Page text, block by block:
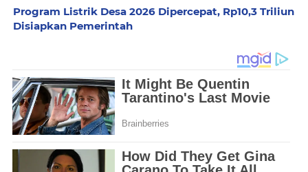
Program Listrik Desa 2026 Dipercepat, Rp10,3 Triliun
Disiapkan Pemerintah